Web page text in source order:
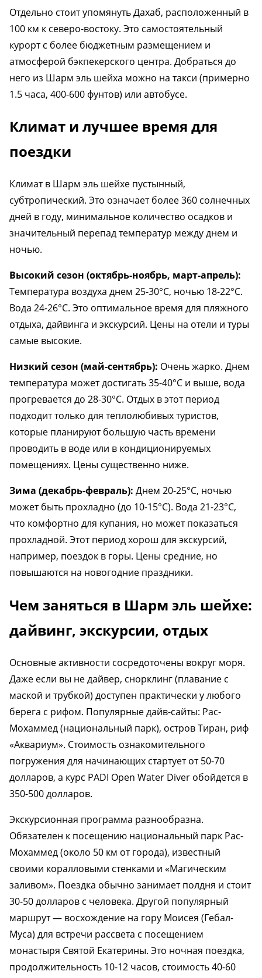
Отдельно стоит упомянуть Дахаб, расположенный в
100 км к северо-востоку. Это самостоятельный
курорт с более бюджетным размещением и
атмосферой бэкпекерского центра. Добраться до
него из Шарм эль шейха можно на такси (примерно
1.5 часа, 400-600 фунтов) или автобусе.
Климат и лучшее время для
поездки
Климат в Шарм эль шейхе пустынный,
субтропический. Это означает более 360 солнечных
дней в году, минимальное количество осадков и
значительный перепад температур между днем и
ночью.
Высокий сезон (октябрь-ноябрь, март-апрель):
Температура воздуха днем 25-30°C, ночью 18-22°C.
Вода 24-26°C. Это оптимальное время для пляжного
отдыха, дайвинга и экскурсий. Цены на отели и туры
самые высокие.
Низкий сезон (май-сентябрь): Очень жарко. Днем
температура может достигать 35-40°C и выше, вода
прогревается до 28-30°C. Отдых в этот период
подходит только для теплолюбивых туристов,
которые планируют большую часть времени
проводить в воде или в кондиционируемых
помещениях. Цены существенно ниже.
Зима (декабрь-февраль): Днем 20-25°C, ночью
может быть прохладно (до 10-15°C). Вода 21-23°C,
что комфортно для купания, но может показаться
прохладной. Этот период хорош для экскурсий,
например, поездок в горы. Цены средние, но
повышаются на новогодние праздники.
Чем заняться в Шарм эль шейхе:
дайвинг, экскурсии, отдых
Основные активности сосредоточены вокруг моря.
Даже если вы не дайвер, снорклинг (плавание с
маской и трубкой) доступен практически у любого
берега с рифом. Популярные дайв-сайты: Рас-
Мохаммед (национальный парк), остров Тиран, риф
«Аквариум». Стоимость ознакомительного
погружения для начинающих стартует от 50-70
долларов, а курс PADI Open Water Diver обойдется в
350-500 долларов.
Экскурсионная программа разнообразна.
Обязателен к посещению национальный парк Рас-
Мохаммед (около 50 км от города), известный
своими коралловыми стенками и «Магическим
заливом». Поездка обычно занимает полдня и стоит
30-50 долларов с человека. Другой популярный
маршрут — восхождение на гору Моисея (Гебал-
Муса) для встречи рассвета с посещением
монастыря Святой Екатерины. Это ночная поездка,
продолжительность 10-12 часов, стоимость 40-60